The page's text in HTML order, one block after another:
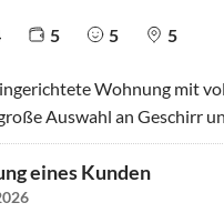
5 5 5
Wohnung mit
Auswahl an Geschirr
eines Kunden